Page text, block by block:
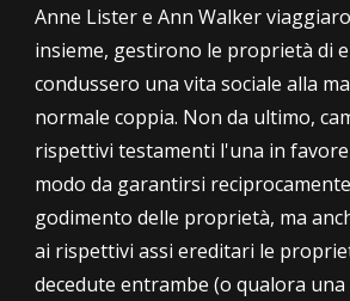
Anne Lister e Ann Walker
insieme, gestirono le proprietà di
condussero una vita sociale alla
normale coppia. Non da ultimo,
rispettivi testamenti l'una in
modo da garantirsi
godimento delle proprietà, ma
ai rispettivi assi ereditari le
decedute entrambe (o qualora una